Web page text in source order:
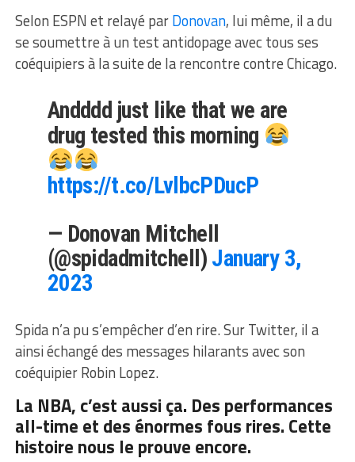
Selon ESPN et relayé parDonovan, lui même, il a du
se soumettre à un test antidopage avec tous ses
coéquipiers à la suite de la rencontre contre Chicago.
Andddd just like that we are
drug tested this morning
https://t.co/LvlbcPDucP
— Donovan Mitchell
(@spidadmitchell) January 3,
2023
Spida n’a pu s’empêcher d’en rire. Sur Twitter, il a
ainsi échangé des messages hilarants avec son
coéquipier Robin Lopez.
La NBA, c’est aussi ça. Des performances
all-time et des énormes fous rires. Cette
histoire nous le prouve encore.